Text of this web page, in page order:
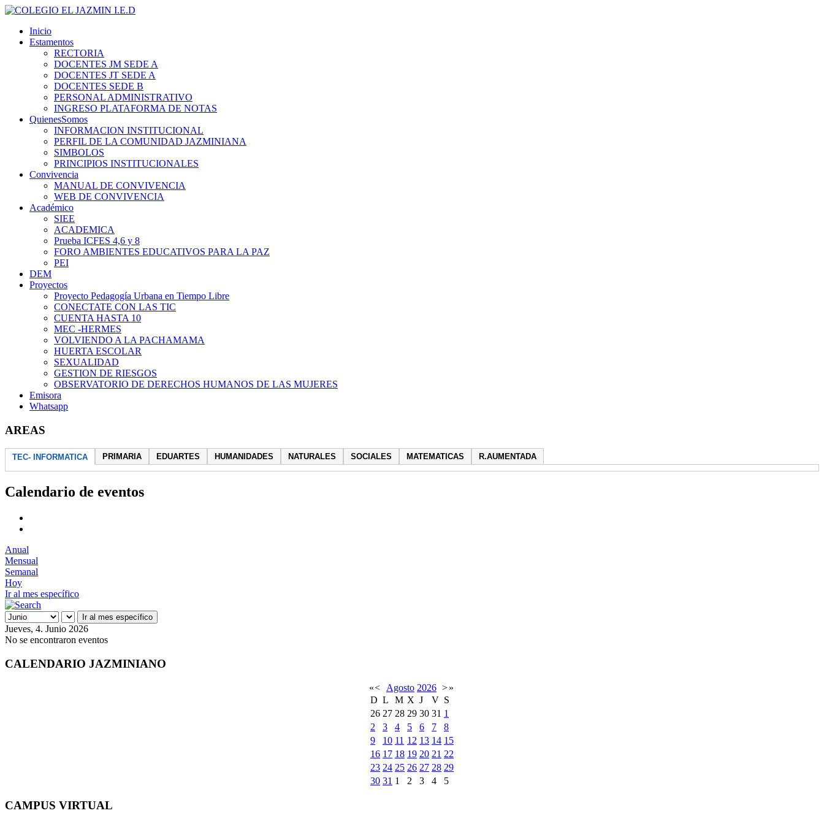
Inicio
Estamentos
RECTORIA
DOCENTES JM SEDE A
DOCENTES JT SEDE A
DOCENTES SEDE B
PERSONAL ADMINISTRATIVO
INGRESO PLATAFORMA DE NOTAS
QuienesSomos
INFORMACION INSTITUCIONAL
PERFIL DE LA COMUNIDAD JAZMINIANA
SIMBOLOS
PRINCIPIOS INSTITUCIONALES
Convivencia
MANUAL DE CONVIVENCIA
WEB DE CONVIVENCIA
Académico
SIEE
ACADEMICA
Prueba ICFES 4,6 y 8
FORO AMBIENTES EDUCATIVOS PARA LA PAZ
PEI
DEM
Proyectos
Proyecto Pedagogía Urbana en Tiempo Libre
CONECTATE CON LAS TIC
CUENTA HASTA 10
MEC -HERMES
VOLVIENDO A LA PACHAMAMA
HUERTA ESCOLAR
SEXUALIDAD
GESTION DE RIESGOS
OBSERVATORIO DE DERECHOS HUMANOS DE LAS MUJERES
Emisora
Whatsapp
AREAS
TEC- INFORMATICA PRIMARIA EDUARTES HUMANIDADES NATURALES SOCIALES MATEMATICAS R.AUMENTADA
Calendario de eventos
Anual
Mensual
Semanal
Hoy
Ir al mes específico
Ir al mes específico
Jueves, 4. Junio 2026
No se encontraron eventos
CALENDARIO JAZMINIANO
«< Agosto 2026 >»
D L M X J V S
26 27 28 29 30 31 1
2
3 4 5 6 7
8
9
10 11 12 13 14 15
16 17 18 19 20 21 22
23 24 25 26 27 28 29
30 31 1 2 3 4 5
CAMPUS VIRTUAL